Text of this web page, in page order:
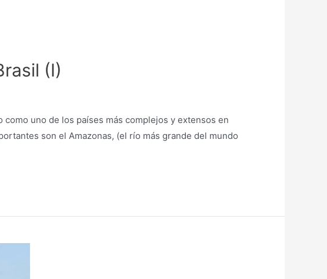
(I)
uno de los países más complejos y extensos en
son el Amazonas, (el río más grande del mundo